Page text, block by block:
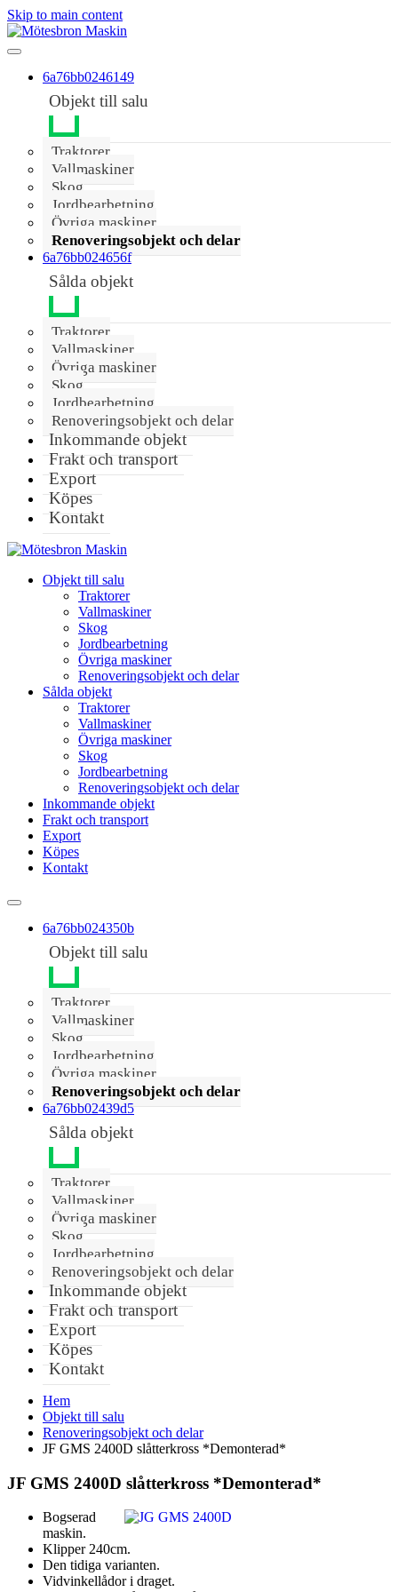
Skip to main content
6a76bb0246149
Objekt till salu
Traktorer
Vallmaskiner
Skog
Jordbearbetning
Övriga maskiner
Renoveringsobjekt och delar
6a76bb024656f
Sålda objekt
Traktorer
Vallmaskiner
Övriga maskiner
Skog
Jordbearbetning
Renoveringsobjekt och delar
Inkommande objekt
Frakt och transport
Export
Köpes
Kontakt
Objekt till salu
Traktorer
Vallmaskiner
Skog
Jordbearbetning
Övriga maskiner
Renoveringsobjekt och delar
Sålda objekt
Traktorer
Vallmaskiner
Övriga maskiner
Skog
Jordbearbetning
Renoveringsobjekt och delar
Inkommande objekt
Frakt och transport
Export
Köpes
Kontakt
6a76bb024350b
Objekt till salu
Traktorer
Vallmaskiner
Skog
Jordbearbetning
Övriga maskiner
Renoveringsobjekt och delar
6a76bb02439d5
Sålda objekt
Traktorer
Vallmaskiner
Övriga maskiner
Skog
Jordbearbetning
Renoveringsobjekt och delar
Inkommande objekt
Frakt och transport
Export
Köpes
Kontakt
Hem
Objekt till salu
Renoveringsobjekt och delar
JF GMS 2400D slåtterkross *Demonterad*
JF GMS 2400D slåtterkross *Demonterad*
Bogserad
maskin.
Klipper 240cm.
Den tidiga varianten.
Vidvinkellådor i draget.